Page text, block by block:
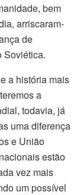
bem
arriscaram-
de
Soviética.
a história mais
a
todavia, já
uma diferença
e União
estão
vez mais
um possível